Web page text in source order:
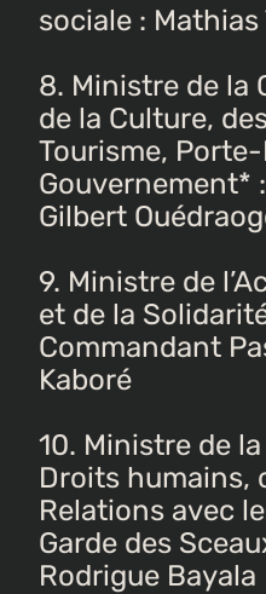
sociale : Mathias
8. Ministre de la
de la Culture,
Tourisme,
Gouvernement*
Gilbert
9. Ministre de
et de la
Commandant
Kaboré
10. Ministre de
Droits humains,
Relations avec
Garde des
Rodrigue Bayala